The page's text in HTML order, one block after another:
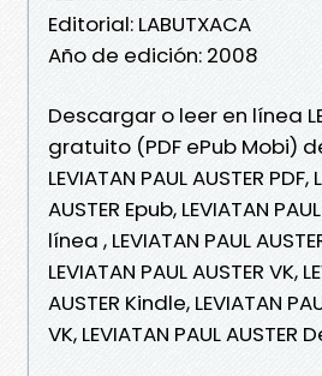
Editorial: LABUTXACA
Año de edición: 2008
Descargar o leer en línea
gratuito (PDF ePub Mobi) de
LEVIATAN PAUL AUSTER PDF,
AUSTER Epub, LEVIATAN
línea , LEVIATAN PAUL
LEVIATAN PAUL AUSTER VK,
AUSTER Kindle, LEVIATAN
VK, LEVIATAN PAUL